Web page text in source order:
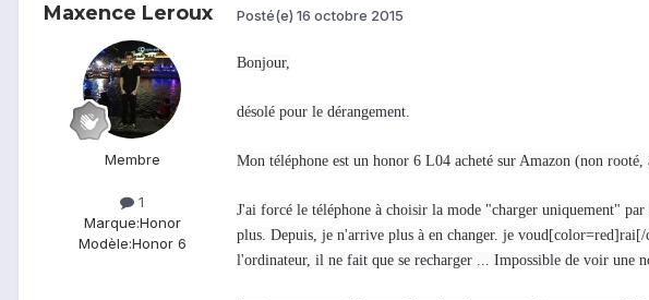
Maxence Leroux
Membre
1
Marque:Honor
Modèle:Honor 6
Posté(e) 16 octobre 2015
Bonjour,
désolé pour le dérangement.
Mon téléphone est un honor 6 L04 acheté sur Amazon (non
J'ai forcé le téléphone à choisir la mode "charger uniquement"
plus. Depuis, je n'arrive plus à en changer. je
l'ordinateur, il ne fait que se recharger ... Impossible de voir une